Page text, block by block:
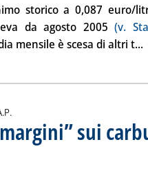
storico a 0,087 euro/
da agosto 2005(v.
mensile è scesa di altri t...
sui
lunedì del mese
2014 alle 15.6.